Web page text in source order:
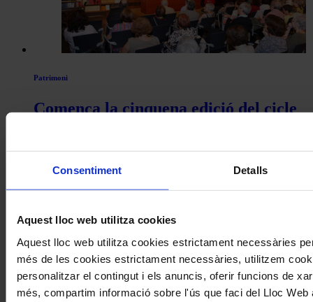
Consentiment Detalls
Aquest lloc web utilitza cookies
Aquest lloc web utilitza cookies estrictament necessàries
més de les cookies estrictament necessàries, utilitzem
personalitzar el contingut i els anuncis, oferir funcions de
més, compartim informació sobre l'ús que faci del Lloc Web
Patrimoni
Comença la cinquena edició del cicle
Coneix la nostra publicació
20% als concerts del Palau de la Música Catalana
Descomptes a altres cicles de concerts col·laboradors